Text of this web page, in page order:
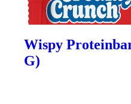
Wispy
G)